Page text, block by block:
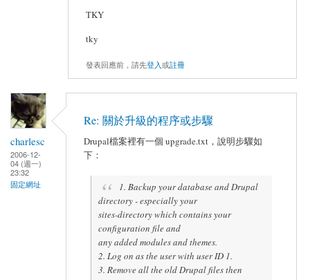
TKY
tky
發表回應前，請先登入或註冊
charlesc
2006-12-
04 (週一)
23:32
固定網址
Re: 關於升級的程序或步驟
Drupal檔案裡有一個 upgrade.txt，說明步驟如
下：
1. Backup your database and Drupal
directory - especially your
sites-directory which contains your
configuration file and
any added modules and themes.
2. Log on as the user with user ID 1.
3. Remove all the old Drupal files then